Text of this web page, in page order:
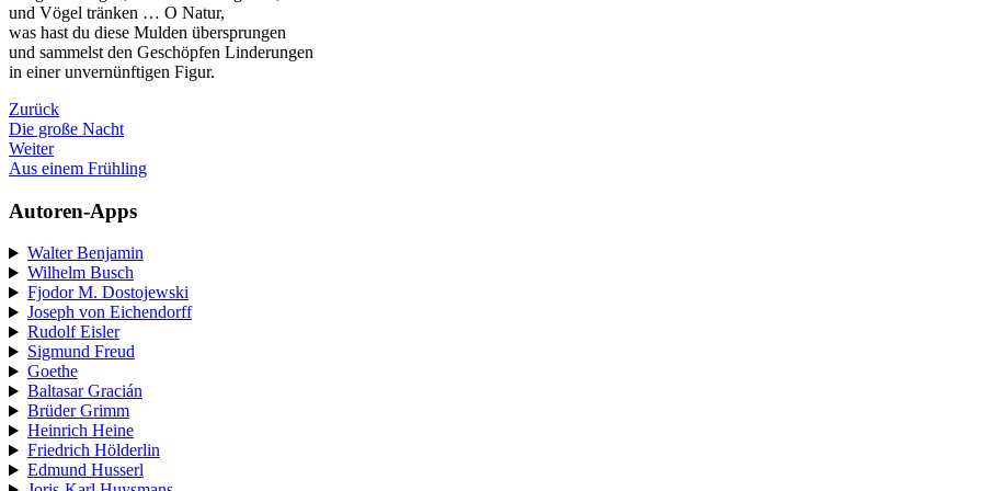
und Vögel tränken … O Natur,
was hast du diese Mulden übersprungen
und sammelst den Geschöpfen Linderungen
in einer unvernünftigen Figur.
Zurück
Die große Nacht
Weiter
Aus einem Frühling
Autoren-Apps
Walter Benjamin
Wilhelm Busch
Fjodor M. Dostojewski
Joseph von Eichendorff
Rudolf Eisler
Sigmund Freud
Goethe
Baltasar Gracián
Brüder Grimm
Heinrich Heine
Friedrich Hölderlin
Edmund Husserl